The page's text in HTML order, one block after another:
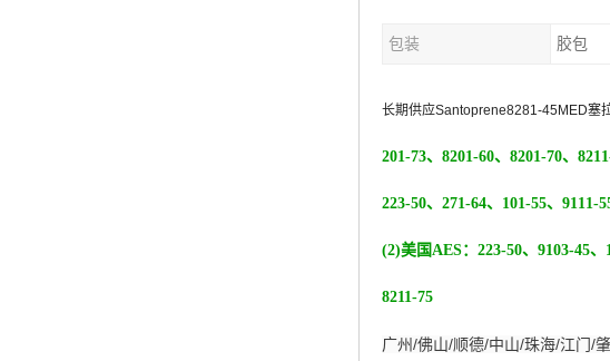
包装 胶包
长期供应Santoprene8281-45MED塞
201-73、8201-60、8201-70、
223-50、271-64、101-55、9111-
(2)美国AES：223-50、9103-45
8211-75
广州/佛山/顺德/中山/珠海/江门/